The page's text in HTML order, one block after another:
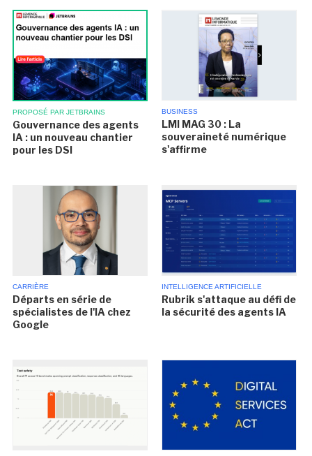
PROPOSÉ PAR JETBRAINS
Gouvernance des agents
IA : un nouveau chantier
pour les DSI
BUSINESS
LMI MAG 30 : La
souveraineté numérique
s'affirme
CARRIÈRE
Départs en série de
spécialistes de l'IA chez
Google
INTELLIGENCE ARTIFICIELLE
Rubrik s'attaque au défi de
la sécurité des agents IA